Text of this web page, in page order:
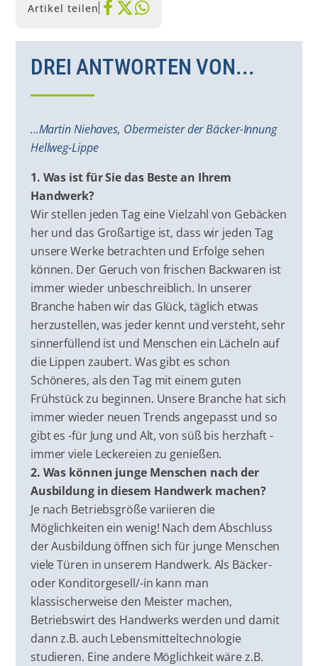
Artikel teilen
DREI ANTWORTEN VON...
...Martin Niehaves, Obermeister der Bäcker-Innung
Hellweg-Lippe
1. Was ist für Sie das Beste an Ihrem
Handwerk?
Wir stellen jeden Tag eine Vielzahl von Gebäcken
her und das Großartige ist, dass wir jeden Tag
unsere Werke betrachten und Erfolge sehen
können. Der Geruch von frischen Backwaren ist
immer wieder unbeschreiblich. In unserer
Branche haben wir das Glück, täglich etwas
herzustellen, was jeder kennt und versteht, sehr
sinnerfüllend ist und Menschen ein Lächeln auf
die Lippen zaubert. Was gibt es schon
Schöneres, als den Tag mit einem guten
Frühstück zu beginnen. Unsere Branche hat sich
immer wieder neuen Trends angepasst und so
gibt es -für Jung und Alt, von süß bis herzhaft -
immer viele Leckereien zu genießen.
2. Was können junge Menschen nach der
Ausbildung in diesem Handwerk machen?
Je nach Betriebsgröße variieren die
Möglichkeiten ein wenig! Nach dem Abschluss
der Ausbildung öffnen sich für junge Menschen
viele Türen in unserem Handwerk. Als Bäcker-
oder Konditorgesell/-in kann man
klassischerweise den Meister machen,
Betriebswirt des Handwerks werden und damit
dann z.B. auch Lebensmitteltechnologie
studieren. Eine andere Möglichkeit wäre z.B.